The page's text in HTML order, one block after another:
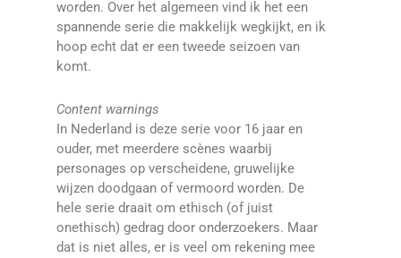
worden. Over het algemeen vind ik het een
spannende serie die makkelijk wegkijkt, en ik
hoop echt dat er een tweede seizoen van
komt.
Content warnings
In Nederland is deze serie voor 16 jaar en
ouder, met meerdere scènes waarbij
personages op verscheidene, gruwelijke
wijzen doodgaan of vermoord worden. De
hele serie draait om ethisch (of juist
onethisch) gedrag door onderzoekers. Maar
dat is niet alles, er is veel om rekening mee